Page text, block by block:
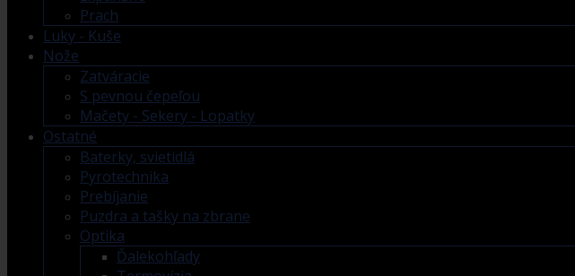
Prach
Luky - Kuše
Nože
Zatváracie
S pevnou čepeľou
Mačety - Sekery - Lopatky
Ostatné
Baterky, svietidlá
Pyrotechnika
Prebíjanie
Puzdra a tašky na zbrane
Optika
Ďalekohľady